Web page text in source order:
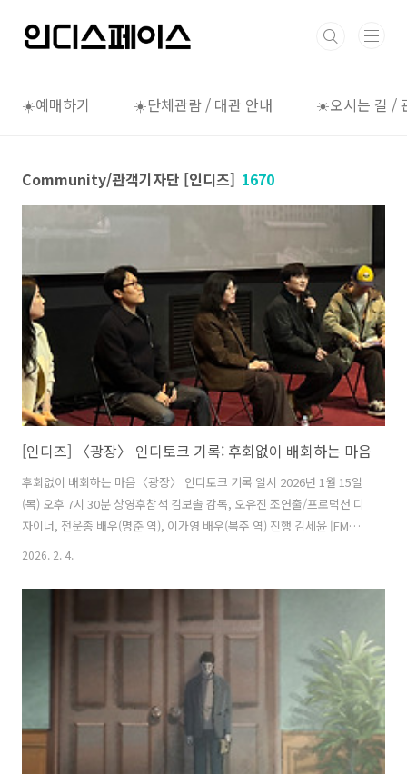
☀️예매하기 ☀️단체관람 / 대관 안내 ☀️오시는 길 /
Community/관객기자단 [인디즈] 1670
[인디즈] 〈광장〉 인디토크 기록: 후회없이 배회하는 마음
후회없이 배회하는 마음〈광장〉 인디토크 기록 일시 2026년 1월 15일
(목) 오후 7시 30분 상영후참석 김보솔 감독, 오유진 조연출/프로덕션 디
자이너, 전운종 배우(명준 역), 이가영 배우(복주 역) 진행 김세윤 [FM영
화음악 김세윤입니다] 작가 * 관객기자단 [인디즈] 김예송 님의 기록입니
이 까칠하게 터서 아려올 텐데도 그곳을 벗어나기보다 빙판에 금을 내는
게 더 쉬워 보인다. 자전거의 바퀴가 지나간 자리마다 흠집이 나고, 갈려
진 살얼음으로 어지럽혀지는 길이 아무개의 어수선한 마음 같다. 얹힌
듯, 속이 답답한 날이 있다. 목구멍에 무언가 탁 걸려 도통 내려갈 생각이
없어 보인다. 무엇이 맺혀있을까. 알면서도 쉽사리 ..
2026. 2. 4.